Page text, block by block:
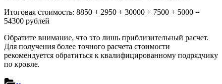
Итоговая стоимость: 8850 + 2950 + 30000 + 7500 + 5000 =
54300 рублей
Обратите внимание, что это лишь приблизительный расчет.
Для получения более точного расчета стоимости
рекомендуется обратиться к квалифицированному подрядчику
по кровле.